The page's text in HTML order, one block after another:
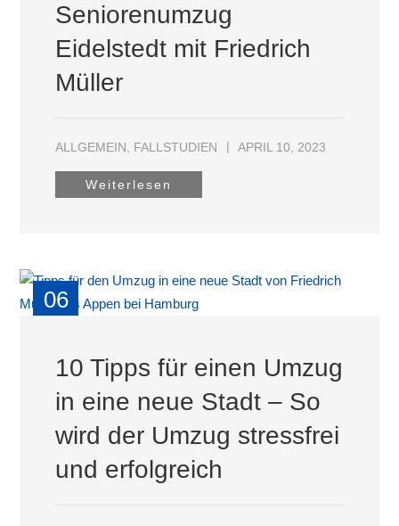
Seniorenumzug
Eidelstedt mit Friedrich
Müller
ALLGEMEIN FALLSTUDIEN APRIL 10, 2023
Weiterlesen
06
10 Tipps für einen Umzug
in eine neue Stadt – So
wird der Umzug stressfrei
und erfolgreich